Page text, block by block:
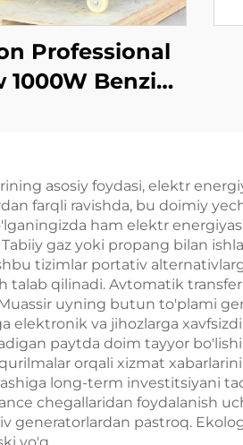
Professional
1000W Benzinli
chiqish
asosiy foydasi, elektr
farqli ravishda, bu doimiy
ham elektr
gaz yoki propang bilan
tizimlar portativ
talab qilinadi. Avtomatik
uyning butun to'plami
va jihozlarga
paytda doim tayyor
orqali xizmat
long-term investitsiyani
chegallaridan foydalanish
generatorlardan pastroq.